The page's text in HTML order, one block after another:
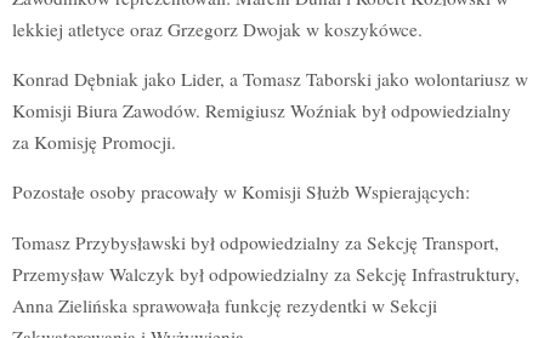
lekkiej atletyce oraz Grzegorz Dwojak w koszykówce.
Konrad Dębniak jako Lider, a Tomasz Taborski jako wolontariusz w
Komisji Biura Zawodów. Remigiusz Woźniak był odpowiedzialny
za Komisję Promocji.
Pozostałe osoby pracowały w Komisji Służb Wspierających:
Tomasz Przybysławski był odpowiedzialny za Sekcję Transport,
Przemysław Walczyk był odpowiedzialny za Sekcję Infrastruktury,
Anna Zielińska sprawowała funkcję rezydentki w Sekcji